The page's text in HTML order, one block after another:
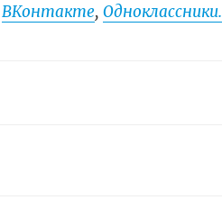
ВКонтакте,Одноклассники.